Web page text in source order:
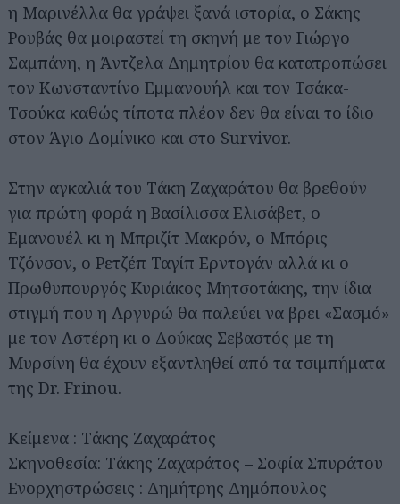
η Μαρινέλλα θα γράψει ξανά ιστορία, ο Σάκης
Ρουβάς θα μοιραστεί τη σκηνή με τον Γιώργο
Σαμπάνη, η Άντζελα Δημητρίου θα κατατροπώσει
τον Κωνσταντίνο Εμμανουήλ και τον Τσάκα-
Τσούκα καθώς τίποτα πλέον δεν θα είναι το ίδιο
στον Άγιο Δομίνικο και στο Survivor.
Στην αγκαλιά του Τάκη Ζαχαράτου θα βρεθούν
για πρώτη φορά η Βασίλισσα Ελισάβετ, ο
Εμανουέλ κι η Μπριζίτ Μακρόν, ο Μπόρις
Τζόνσον, ο Ρετζέπ Ταγίπ Ερντογάν αλλά κι ο
Πρωθυπουργός Κυριάκος Μητσοτάκης, την ίδια
στιγμή που η Αργυρώ θα παλεύει να βρει «Σασμό»
με τον Αστέρη κι ο Δούκας Σεβαστός με τη
Μυρσίνη θα έχουν εξαντληθεί από τα τσιμπήματα
της Dr. Frinou.
Κείμενα : Τάκης Ζαχαράτος
Σκηνοθεσία: Τάκης Ζαχαράτος – Σοφία Σπυράτου
Ενορχηστρώσεις : Δημήτρης Δημόπουλος